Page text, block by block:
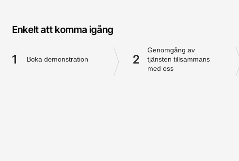
Enkelt att komma igång
1 Boka demonstration 2
Genomgång av
tjänsten tillsammans
med oss